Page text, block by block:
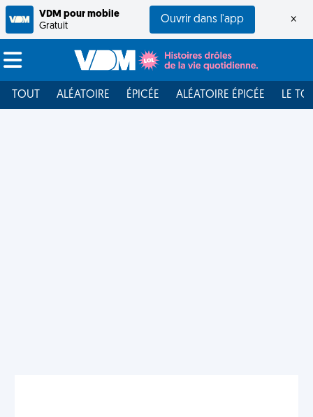
VDM pour mobile
Gratuit
Ouvrir dans l'app ×
TOUT ALÉATOIRE ÉPICÉE ALÉATOIRE ÉPICÉE LE